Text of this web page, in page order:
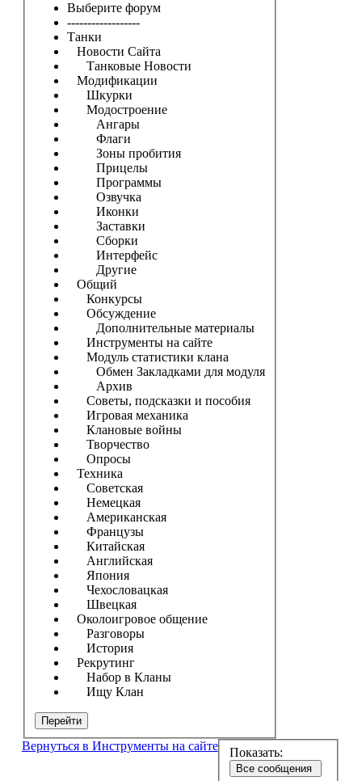
Выберите форум
------------------
Танки
Новости Сайта
Танковые Новости
Модификации
Шкурки
Модостроение
Ангары
Флаги
Зоны пробития
Прицелы
Программы
Озвучка
Иконки
Заставки
Сборки
Интерфейс
Другие
Общий
Конкурсы
Обсуждение
Дополнительные материалы
Инструменты на сайте
Модуль статистики клана
Обмен Закладками для модуля
Архив
Советы, подсказки и пособия
Игровая механика
Клановые войны
Творчество
Опросы
Техника
Советская
Немецкая
Американская
Французы
Китайская
Английская
Япония
Чехословацкая
Швецкая
Околоигровое общение
Разговоры
История
Рекрутинг
Набор в Кланы
Ищу Клан
Перейти
Вернуться в Инструменты на сайте Показать:
Все сообщения